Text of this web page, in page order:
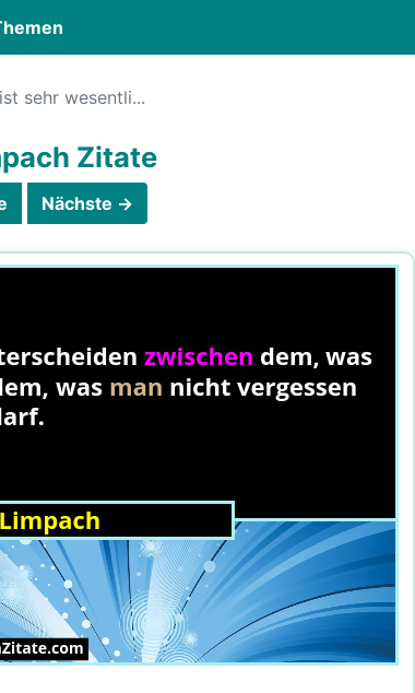
sehr wesentli...
Zitate
Nächste →